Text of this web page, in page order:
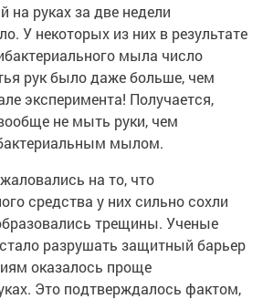
на руках за две недели
У некоторых из них в результате
мыла число
рук было даже больше, чем
эксперимента! Получается,
не мыть руки, чем
мылом.
на то, что
средства у них сильно сохли
трещины. Ученые
разрушать защитный барьер
оказалось проще
Это подтверждалось фактом,